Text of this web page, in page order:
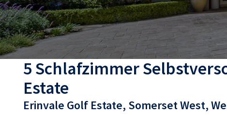
5 Schlafzimmer
Estate
Erinvale Golf Estate, Somerset West,